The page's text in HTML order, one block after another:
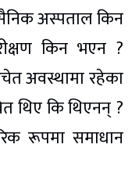
अस्पताल किन
किन भएन ?
अवस्थामा रहेका
थिए कि थिएनन् ?
रूपमा समाधान